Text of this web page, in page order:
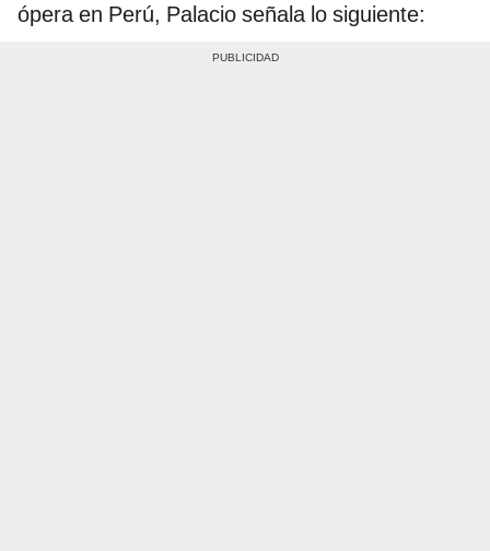
ópera en Perú, Palacio señala lo siguiente: